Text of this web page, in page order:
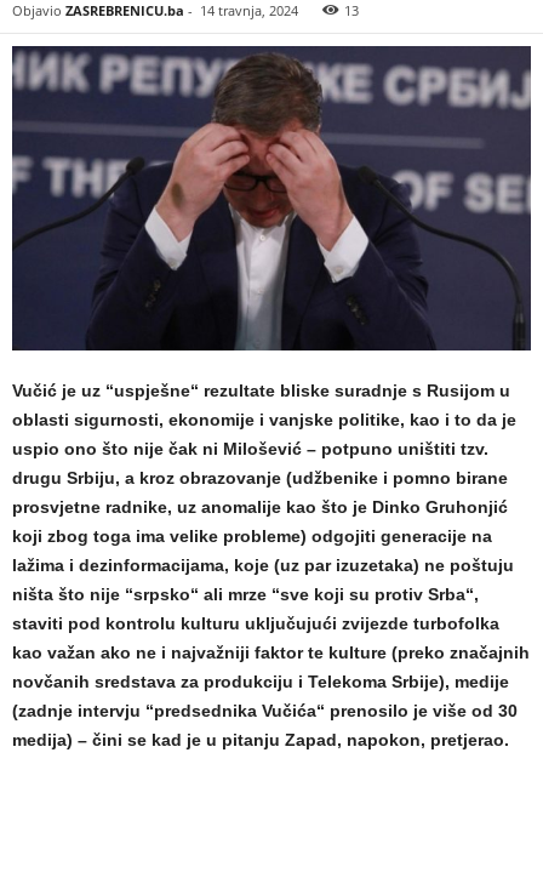
Objavio ZASREBRENICU.ba - 14 travnja, 2024 13
Vučić je uz “uspješne“ rezultate bliske suradnje s Rusijom u
oblasti sigurnosti, ekonomije i vanjske politike, kao i to da je
uspio ono što nije čak ni Milošević – potpuno uništiti tzv.
drugu Srbiju, a kroz obrazovanje (udžbenike i pomno birane
prosvjetne radnike, uz anomalije kao što je Dinko Gruhonjić
koji zbog toga ima velike probleme) odgojiti generacije na
lažima i dezinformacijama, koje (uz par izuzetaka) ne poštuju
ništa što nije “srpsko“ ali mrze “sve koji su protiv Srba“,
staviti pod kontrolu kulturu uključujući zvijezde turbofolka
kao važan ako ne i najvažniji faktor te kulture (preko značajnih
novčanih sredstava za produkciju i Telekoma Srbije), medije
(zadnje intervju “predsednika Vučića“ prenosilo je više od 30
medija) – čini se kad je u pitanju Zapad, napokon, pretjerao.